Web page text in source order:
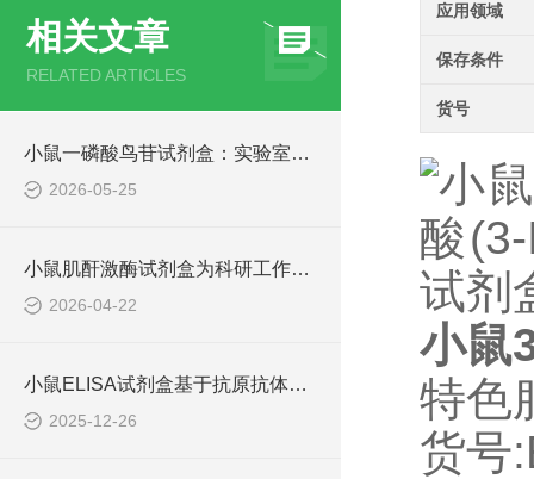
相关文章
RELATED ARTICLES
小鼠一磷酸鸟苷试剂盒：实验室里的“信号检测仪”
2026-05-25
小鼠肌酐激酶试剂盒为科研工作者提供了可靠的技术手段
2026-04-22
小鼠ELISA试剂盒基于抗原抗体特异性结合原理
2025-12-26
应用领域
保存条件
货号
小鼠
特色
货号